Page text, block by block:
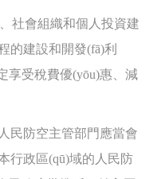
會組織和個人投資建
的建設和開發(fā)利
享受稅費優(yōu)惠、減
防空主管部門應當會
行政區(qū)域的人民防